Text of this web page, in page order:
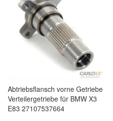
Abtriebsflansch vorne Getriebe
Verteilergetriebe für BMW X3
E83 27107537664